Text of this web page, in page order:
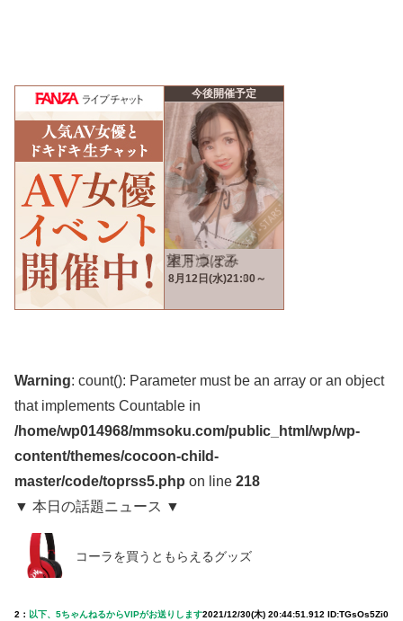
Warning: count(): Parameter must be an array or an object
that implements Countable in
/home/wp014968/mmsoku.com/public_html/wp/wp-
content/themes/cocoon-child-
master/code/toprss5.php on line 218
▼ 本日の話題ニュース ▼
コーラを買うともらえるグッズ
2： 以下、5ちゃんねるからVIPがお送りします2021/12/30(木) 20:44:51.912 ID:TGsOs5Zi0